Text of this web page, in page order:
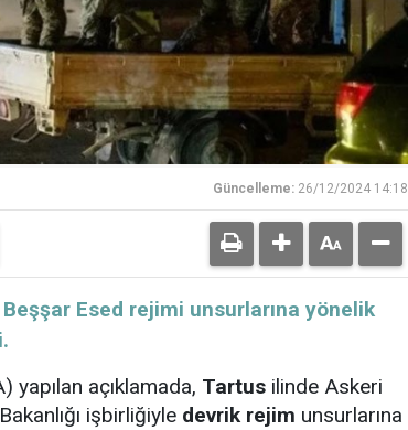
Güncelleme: 26/12/2024 14:18
Esed rejimi unsurlarına yönelik
yapılan açıklamada, Tartus ilinde Askeri
işbirliğiyle devrik rejim unsurlarına